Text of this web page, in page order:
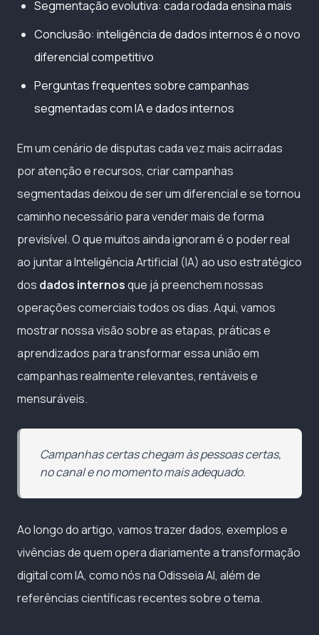
Segmentação evolutiva: cada rodada ensina mais
Conclusão: inteligência de dados internos é o novo
diferencial competitivo
Perguntas frequentes sobre campanhas
segmentadas com IA e dados internos
Em um cenário de disputas cada vez mais acirradas
por atenção e recursos, criar campanhas
segmentadas deixou de ser um diferencial e se tornou
caminho necessário para vender mais de forma
previsível. O que muitos ainda ignoram é o poder real
ao juntar a Inteligência Artificial (IA) ao uso estratégico
dos dados internosque já preenchem nossas
operações comerciais todos os dias. Aqui, vamos
mostrar nossa visão sobre as etapas, práticas e
aprendizados para transformar essa união em
campanhas realmente relevantes, rentáveis e
mensuráveis.
Campanhas certas chegam às pessoas certas,
no canal e no momento mais adequado.
Ao longo do artigo, vamos trazer dados, exemplos e
vivências de quem opera diariamente a transformação
digital com IA, como nós na Odisseia AI, além de
referências científicas recentes sobre o tema.